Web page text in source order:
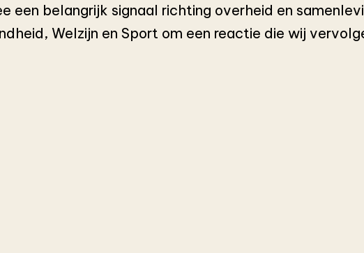
een belangrijk signaal richting overheid en
Welzijn en Sport om een reactie die wij